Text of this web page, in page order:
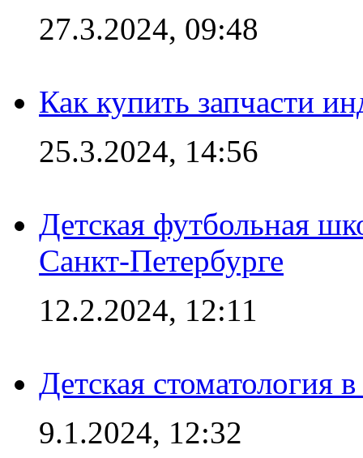
27.3.2024, 09:48
Как купить запчасти
25.3.2024, 14:56
Детская футбольная
Санкт-Петербурге
12.2.2024, 12:11
Детская стоматология
9.1.2024, 12:32